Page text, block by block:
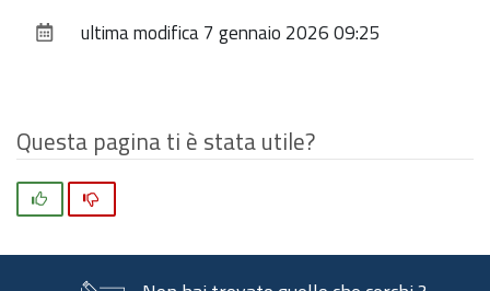
documentoultima modifica7 gennaio 2026 09:25
Questa pagina ti è stata utile?